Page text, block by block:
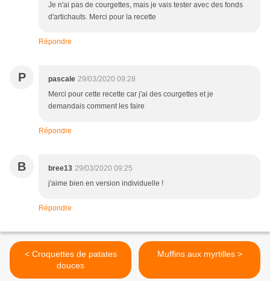
Je n'ai pas de courgettes, mais je vais tester avec des fonds
d'artichauts. Merci pour la recette
Répondre
P pascale 29/03/2020 09:28
Merci pour cette recette car j'ai des courgettes et je
demandais comment les faire
Répondre
B bree13 29/03/2020 09:25
j'aime bien en version individuelle !
Répondre
< Croquettes de patates
douces
Muffins aux myrtilles >